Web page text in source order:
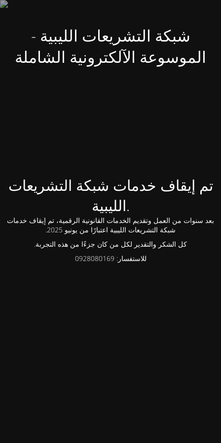
شبكة التشريعات الليبية -
الموسوعة الآلكترونية الشاملة
تم إيقاف خدمات شبكة التشريعات
الليبية.
بعد سنوات من العمل وتقديم الخدمات القانونية الرقمية، تم إيقاف خدمات
شبكة التشريعات الليبية اعتبارًا من يونيو 2025.
كل الشكر والتقدير لكل من كان جزءًا من هذه التجربة.
للاستفسار: 0928080169